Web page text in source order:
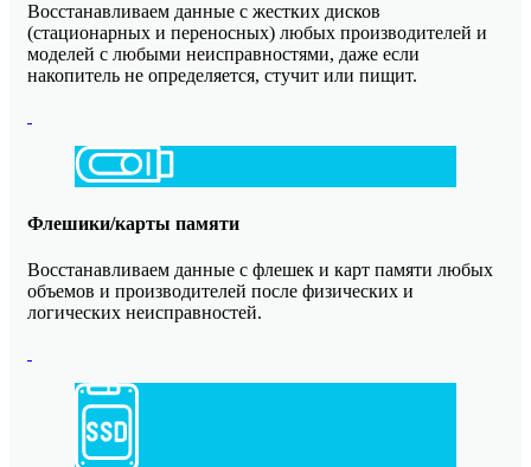
Восстанавливаем данные с жестких дисков
(стационарных и переносных) любых производителей и
моделей с любыми неисправностями, даже если
накопитель не определяется, стучит или пищит.
Флешики/карты памяти
Восстанавливаем данные с флешек и карт памяти любых
объемов и производителей после физических и
логических неисправностей.